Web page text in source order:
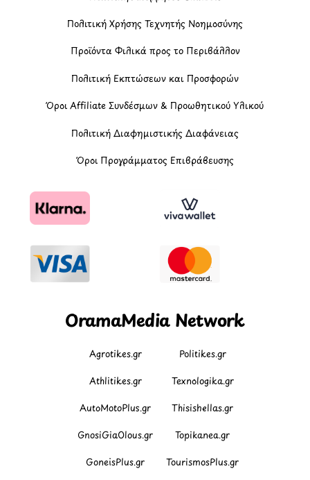
Πολιτική Χρήσης Τεχνητής Νοημοσύνης
Προϊόντα Φιλικά προς το Περιβάλλον
Πολιτική Εκπτώσεων και Προσφορών
Όροι Affiliate Συνδέσμων & Προωθητικού Υλικού
Πολιτική Διαφημιστικής Διαφάνειας
Όροι Προγράμματος Επιβράβευσης
OramaMedia Network
Agrotikes.gr Politikes.gr
Athlitikes.gr Texnologika.gr
AutoMotoPlus.gr Thisishellas.gr
GnosiGiaOlous.gr Topikanea.gr
GoneisPlus.gr TourismosPlus.gr